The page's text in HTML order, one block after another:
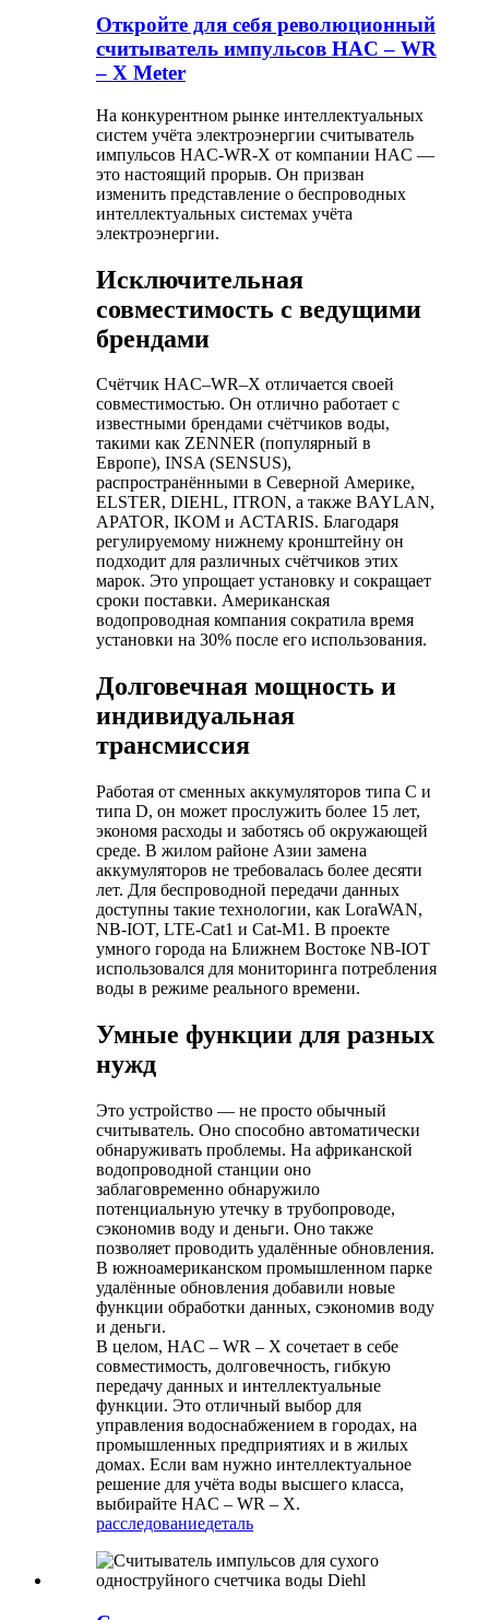
Откройте для себя революционный
считыватель импульсов HAC – WR
– X Meter
На конкурентном рынке интеллектуальных
систем учёта электроэнергии считыватель
импульсов HAC-WR-X от компании HAC —
это настоящий прорыв. Он призван
изменить представление о беспроводных
интеллектуальных системах учёта
электроэнергии.
Исключительная
совместимость с ведущими
брендами
Счётчик HAC–WR–X отличается своей
совместимостью. Он отлично работает с
известными брендами счётчиков воды,
такими как ZENNER (популярный в
Европе), INSA (SENSUS),
распространёнными в Северной Америке,
ELSTER, DIEHL, ITRON, а также BAYLAN,
APATOR, IKOM и ACTARIS. Благодаря
регулируемому нижнему кронштейну он
подходит для различных счётчиков этих
марок. Это упрощает установку и сокращает
сроки поставки. Американская
водопроводная компания сократила время
установки на 30% после его использования.
Долговечная мощность и
индивидуальная
трансмиссия
Работая от сменных аккумуляторов типа C и
типа D, он может прослужить более 15 лет,
экономя расходы и заботясь об окружающей
среде. В жилом районе Азии замена
аккумуляторов не требовалась более десяти
лет. Для беспроводной передачи данных
доступны такие технологии, как LoraWAN,
NB-IOT, LTE-Cat1 и Cat-M1. В проекте
умного города на Ближнем Востоке NB-IOT
использовался для мониторинга потребления
воды в режиме реального времени.
Умные функции для разных
нужд
Это устройство — не просто обычный
считыватель. Оно способно автоматически
обнаруживать проблемы. На африканской
водопроводной станции оно
заблаговременно обнаружило
потенциальную утечку в трубопроводе,
сэкономив воду и деньги. Оно также
позволяет проводить удалённые обновления.
В южноамериканском промышленном парке
удалённые обновления добавили новые
функции обработки данных, сэкономив воду
и деньги.
В целом, HAC – WR – X сочетает в себе
совместимость, долговечность, гибкую
передачу данных и интеллектуальные
функции. Это отличный выбор для
управления водоснабжением в городах, на
промышленных предприятиях и в жилых
домах. Если вам нужно интеллектуальное
решение для учёта воды высшего класса,
выбирайте HAC – WR – X.
расследованиедеталь